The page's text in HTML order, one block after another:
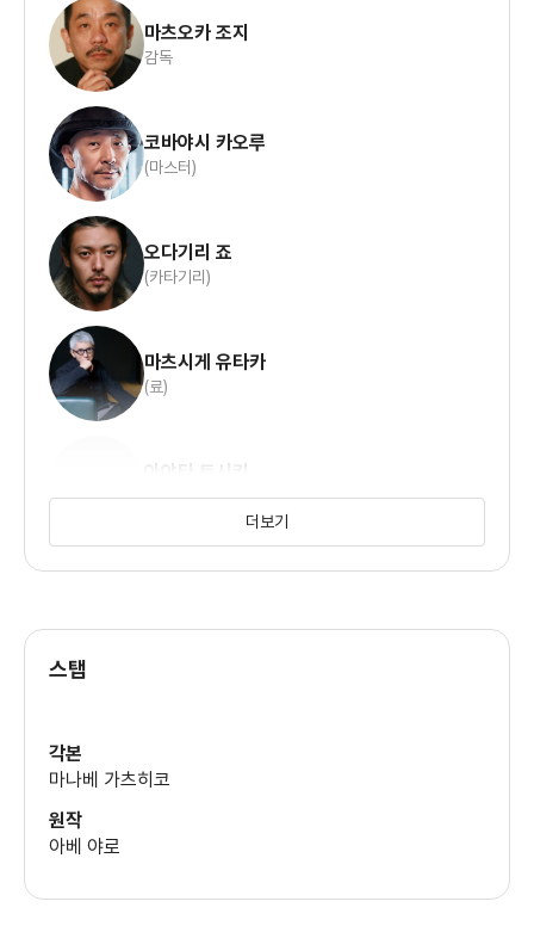
마츠오카 조지
감독
코바야시 카오루
(마스터)
오다기리 죠
(카타기리)
마츠시게 유타카
(료)
아야타 토시키
(코스즈)
더보기
스탭
각본
마나베 가츠히코
원작
아베 야로